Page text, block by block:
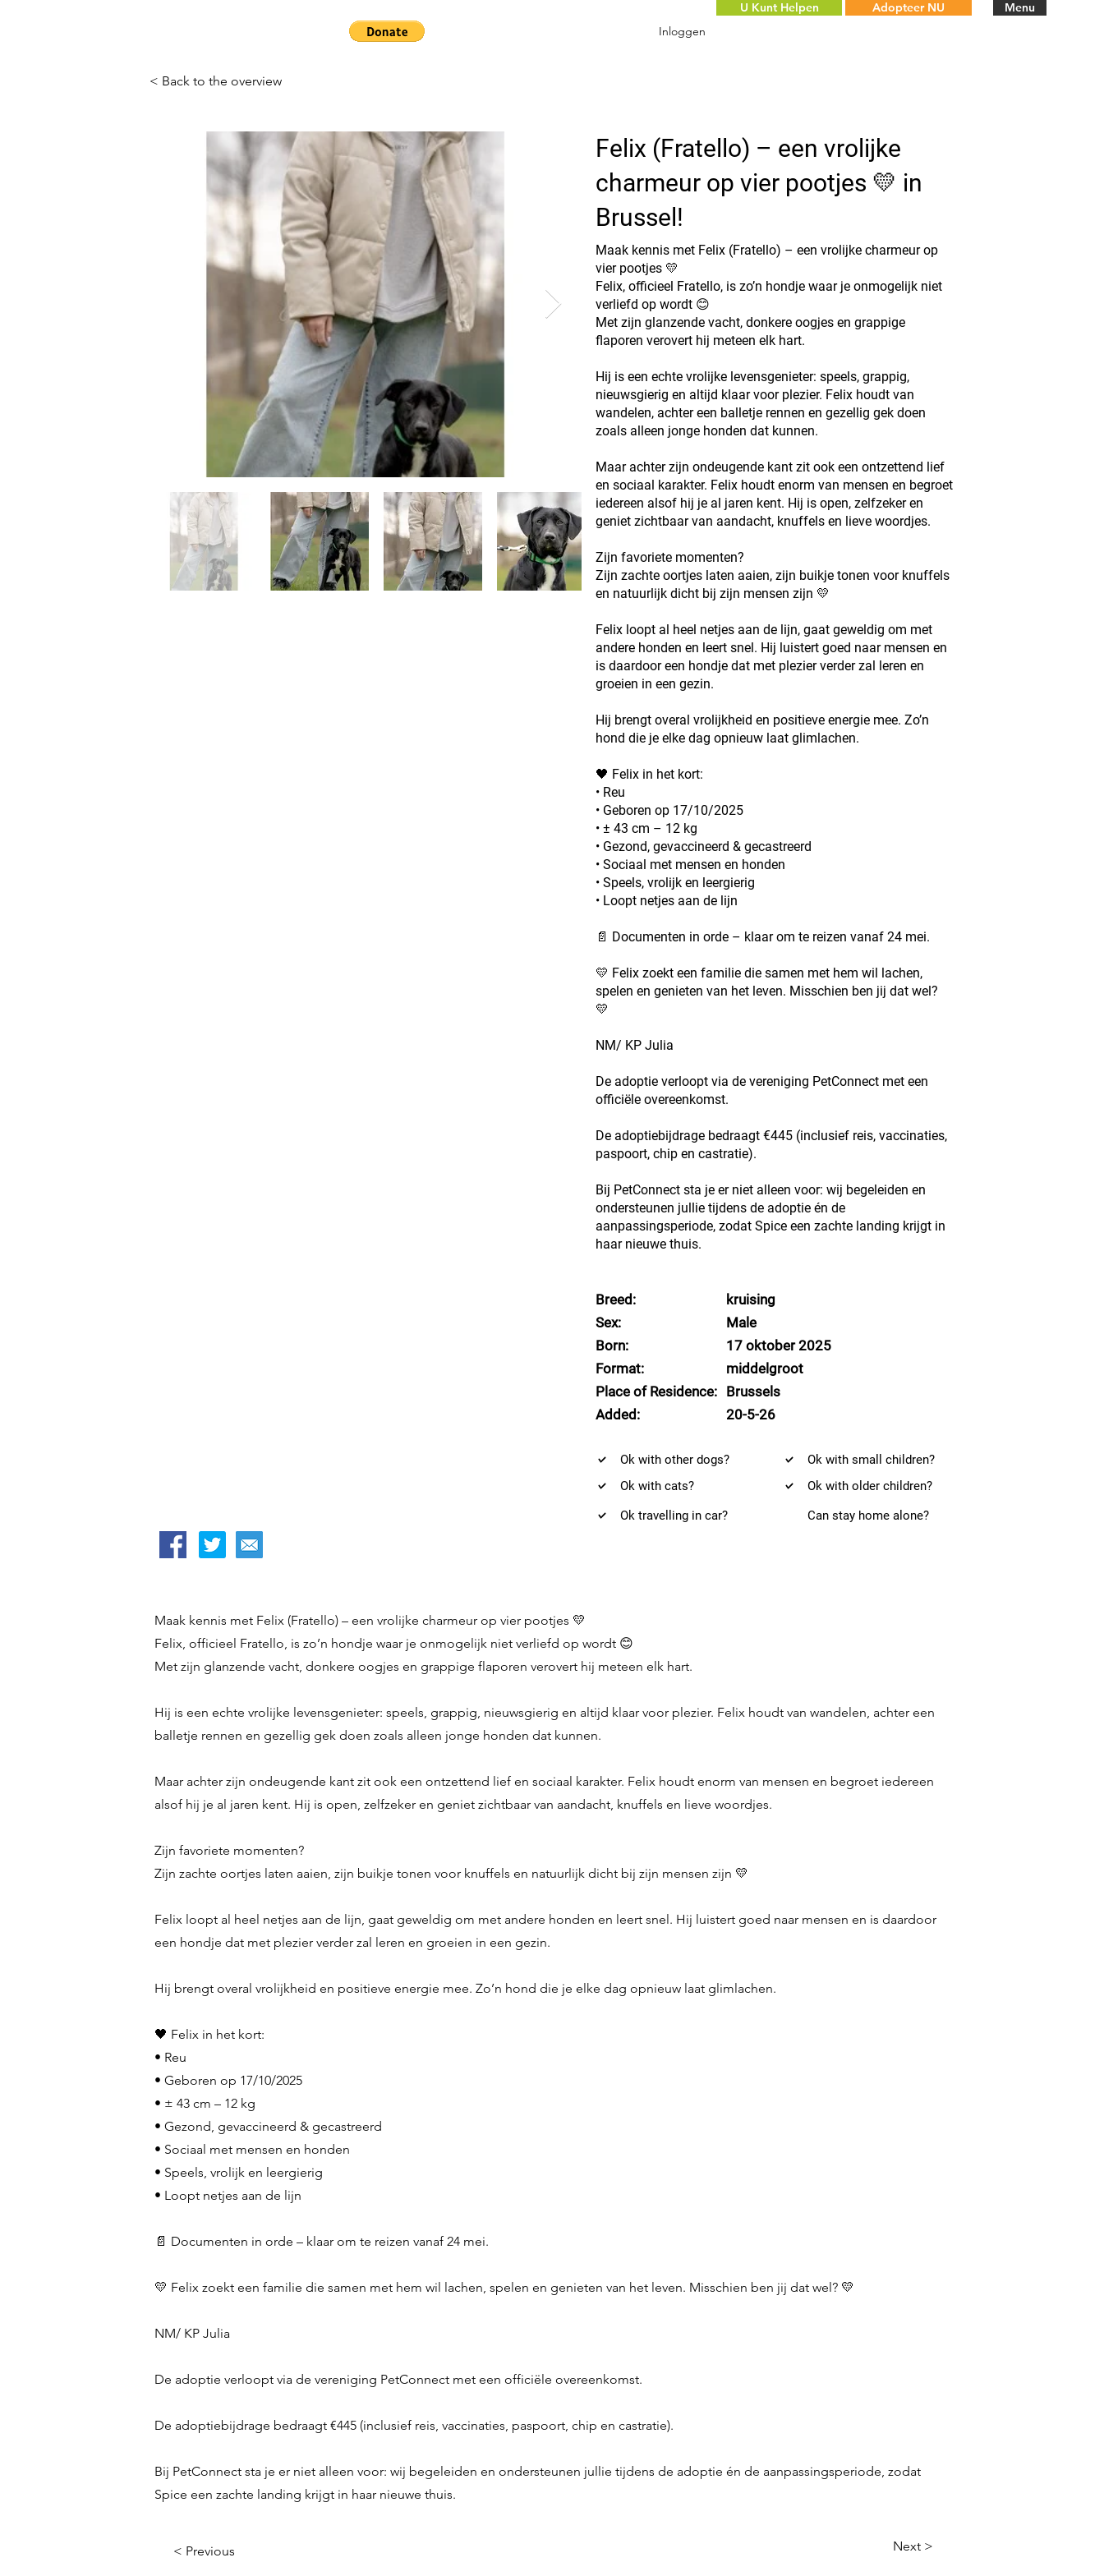
Inloggen
U Kunt Helpen Adopteer NU Menu
< Back to the overview
Felix (Fratello) – een vrolijke
charmeur op vier pootjes 💛 in
Brussel!
Maak kennis met Felix (Fratello) – een vrolijke charmeur op
vier pootjes 💛
Felix, officieel Fratello, is zo’n hondje waar je onmogelijk niet
verliefd op wordt 😊
Met zijn glanzende vacht, donkere oogjes en grappige
flaporen verovert hij meteen elk hart.
Hij is een echte vrolijke levensgenieter: speels, grappig,
nieuwsgierig en altijd klaar voor plezier. Felix houdt van
wandelen, achter een balletje rennen en gezellig gek doen
zoals alleen jonge honden dat kunnen.
Maar achter zijn ondeugende kant zit ook een ontzettend lief
en sociaal karakter. Felix houdt enorm van mensen en begroet
iedereen alsof hij je al jaren kent. Hij is open, zelfzeker en
geniet zichtbaar van aandacht, knuffels en lieve woordjes.
Zijn favoriete momenten?
Zijn zachte oortjes laten aaien, zijn buikje tonen voor knuffels
en natuurlijk dicht bij zijn mensen zijn 💛
Felix loopt al heel netjes aan de lijn, gaat geweldig om met
andere honden en leert snel. Hij luistert goed naar mensen en
is daardoor een hondje dat met plezier verder zal leren en
groeien in een gezin.
Hij brengt overal vrolijkheid en positieve energie mee. Zo’n
hond die je elke dag opnieuw laat glimlachen.
🖤 Felix in het kort:
• Reu
• Geboren op 17/10/2025
• ± 43 cm – 12 kg
• Gezond, gevaccineerd & gecastreerd
• Sociaal met mensen en honden
• Speels, vrolijk en leergierig
• Loopt netjes aan de lijn
📄 Documenten in orde – klaar om te reizen vanaf 24 mei.
💛 Felix zoekt een familie die samen met hem wil lachen,
spelen en genieten van het leven. Misschien ben jij dat wel?
💛
NM/ KP Julia
De adoptie verloopt via de vereniging PetConnect met een
officiële overeenkomst.
De adoptiebijdrage bedraagt €445 (inclusief reis, vaccinaties,
paspoort, chip en castratie).
Bij PetConnect sta je er niet alleen voor: wij begeleiden en
ondersteunen jullie tijdens de adoptie én de
aanpassingsperiode, zodat Spice een zachte landing krijgt in
haar nieuwe thuis.
Breed:
kruising
Sex:
Male
Born:
17 oktober 2025
Format:
middelgroot
Place of Residence: Brussels
Added:
20-5-26
Ok with other dogs?
Ok with cats?
Ok travelling in car?
Ok with small children?
Ok with older children?
Can stay home alone?
Maak kennis met Felix (Fratello) – een vrolijke charmeur op vier pootjes 💛
Felix, officieel Fratello, is zo’n hondje waar je onmogelijk niet verliefd op wordt 😊
Met zijn glanzende vacht, donkere oogjes en grappige flaporen verovert hij meteen elk hart.
Hij is een echte vrolijke levensgenieter: speels, grappig, nieuwsgierig en altijd klaar voor plezier. Felix houdt van wandelen, achter een
balletje rennen en gezellig gek doen zoals alleen jonge honden dat kunnen.
Maar achter zijn ondeugende kant zit ook een ontzettend lief en sociaal karakter. Felix houdt enorm van mensen en begroet iedereen
alsof hij je al jaren kent. Hij is open, zelfzeker en geniet zichtbaar van aandacht, knuffels en lieve woordjes.
Zijn favoriete momenten?
Zijn zachte oortjes laten aaien, zijn buikje tonen voor knuffels en natuurlijk dicht bij zijn mensen zijn 💛
Felix loopt al heel netjes aan de lijn, gaat geweldig om met andere honden en leert snel. Hij luistert goed naar mensen en is daardoor
een hondje dat met plezier verder zal leren en groeien in een gezin.
Hij brengt overal vrolijkheid en positieve energie mee. Zo’n hond die je elke dag opnieuw laat glimlachen.
🖤 Felix in het kort:
• Reu
• Geboren op 17/10/2025
• ± 43 cm – 12 kg
• Gezond, gevaccineerd & gecastreerd
• Sociaal met mensen en honden
• Speels, vrolijk en leergierig
• Loopt netjes aan de lijn
📄 Documenten in orde – klaar om te reizen vanaf 24 mei.
💛 Felix zoekt een familie die samen met hem wil lachen, spelen en genieten van het leven. Misschien ben jij dat wel? 💛
NM/ KP Julia
De adoptie verloopt via de vereniging PetConnect met een officiële overeenkomst.
De adoptiebijdrage bedraagt €445 (inclusief reis, vaccinaties, paspoort, chip en castratie).
Bij PetConnect sta je er niet alleen voor: wij begeleiden en ondersteunen jullie tijdens de adoptie én de aanpassingsperiode, zodat
Spice een zachte landing krijgt in haar nieuwe thuis.
< Previous Next >